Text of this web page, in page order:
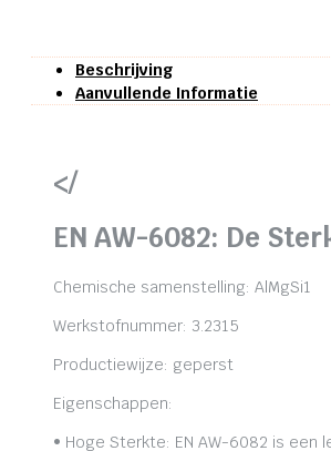
Beschrijving
Aanvullende Informatie
</
EN AW-6082: De
Chemische samenstelling: AlMgSi1
Werkstofnummer: 3.2315
Productiewijze: geperst
Eigenschappen:
• Hoge Sterkte: EN AW-6082 is